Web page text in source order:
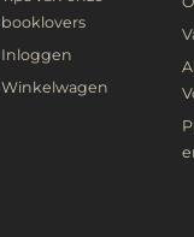
booklovers
Inloggen
Winkelwagen